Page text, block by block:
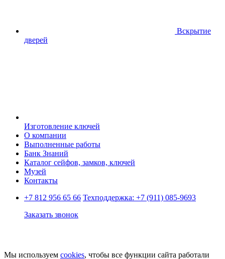
Вскрытие
дверей
Изготовление ключей
О компании
Выполненные работы
Банк Знаний
Каталог сейфов, замков, ключей
Музей
Контакты
+7 812 956 65 66 Техподдержка: +7 (911) 085-9693
Заказать звонок
Мы используем cookies, чтобы все функции сайта работали